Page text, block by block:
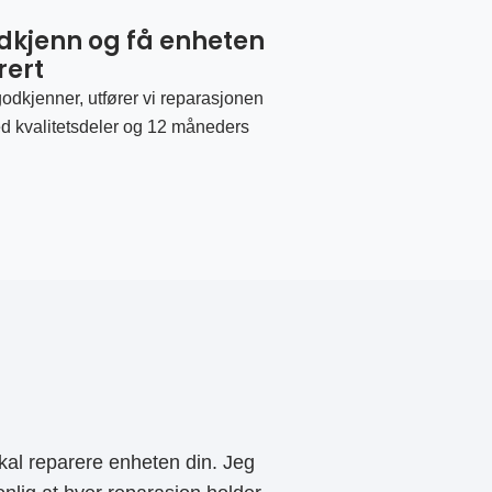
og få enheten
utfører vi reparasjonen
kvalitetsdeler og 12 måneders
reparere enheten din. Jeg